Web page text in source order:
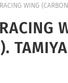
WING (CARBON